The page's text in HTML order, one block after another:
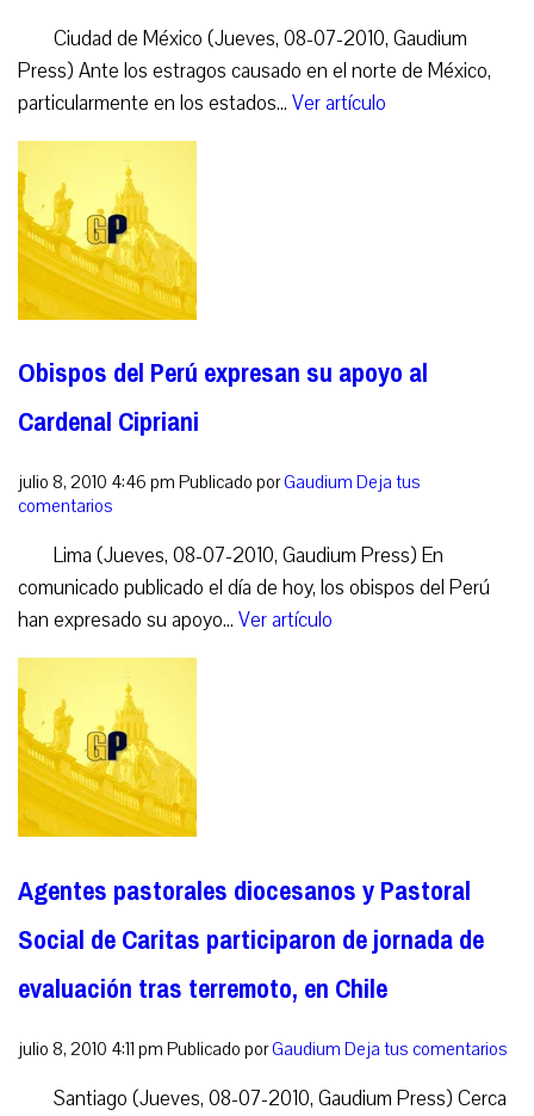
Ciudad de México (Jueves, 08-07-2010, Gaudium
Press) Ante los estragos causado en el norte de México,
particularmente en los estados... Ver artículo
Obispos del Perú expresan su apoyo al
Cardenal Cipriani
julio 8, 2010 4:46 pm Publicado porGaudium Deja tus
comentarios
Lima (Jueves, 08-07-2010, Gaudium Press) En
comunicado publicado el día de hoy, los obispos del Perú
han expresado su apoyo... Ver artículo
Agentes pastorales diocesanos y Pastoral
Social de Caritas participaron de jornada de
evaluación tras terremoto, en Chile
julio 8, 2010 4:11 pm Publicado porGaudium Deja tus comentarios
Santiago (Jueves, 08-07-2010, Gaudium Press) Cerca